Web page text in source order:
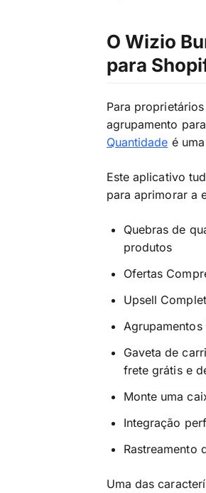
O Wizio
para
Para
agrupamento
Quantidade é
Este aplicativo
para aprimorar a
Quebras de
produtos
Ofertas
Upsell
Gaveta de
frete grátis e
Monte uma
Integração
Rastreamento
Uma das